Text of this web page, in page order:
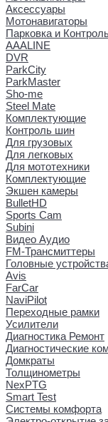
Аксессуары
Мотонавигаторы
Парковка и
AAALINE
DVR
ParkCity
ParkMaster
Sho-me
Steel Mate
Комплектующие
Контроль шин
Для грузовых
Для легковых
Для мототехники
Комплектующие
Экшен камеры
BulletHD
Sports Cam
Subini
Видео Аудио
FM-Трансмиттеры
Головные
Avis
FarCar
NaviPilot
Переходные рамки
Усилители
Диагностика Ремонт
Диагностические
Домкраты
Толщинометры
NexPTG
Smart Test
Системы комфорта